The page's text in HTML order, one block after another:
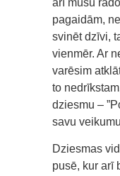
arī mūsu
pagaidām,
svinēt dzīvi,
vienmēr. Ar
varēsim
to
dziesmu –
savu
Dziesmas
pusē, kur arī